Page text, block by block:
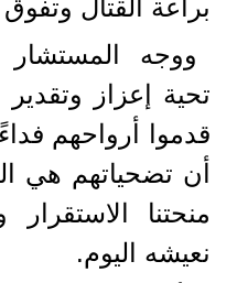
براعة القتال
ووجه
تحية إعزاز وتقدير
قدموا أرواحهم
أن تضحياتهم هي
منحتنا
نعيشه اليوم.